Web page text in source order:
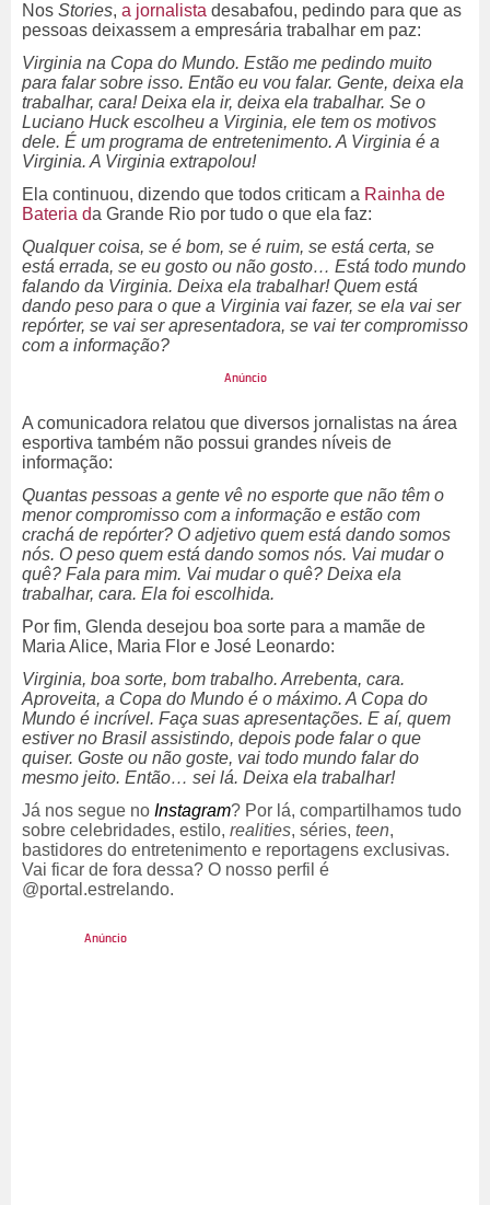
Nos Stories, a jornalista desabafou, pedindo para que as
pessoas deixassem a empresária trabalhar em paz:
Virginia na Copa do Mundo. Estão me pedindo muito
para falar sobre isso. Então eu vou falar. Gente, deixa ela
trabalhar, cara! Deixa ela ir, deixa ela trabalhar. Se o
Luciano Huck escolheu a Virginia, ele tem os motivos
dele. É um programa de entretenimento. A Virginia é a
Virginia. A Virginia extrapolou!
Ela continuou, dizendo que todos criticam a Rainha de
Bateria da Grande Rio por tudo o que ela faz:
Qualquer coisa, se é bom, se é ruim, se está certa, se
está errada, se eu gosto ou não gosto… Está todo mundo
falando da Virginia. Deixa ela trabalhar! Quem está
dando peso para o que a Virginia vai fazer, se ela vai ser
repórter, se vai ser apresentadora, se vai ter compromisso
com a informação?
A comunicadora relatou que diversos jornalistas na área
esportiva também não possui grandes níveis de
informação:
Quantas pessoas a gente vê no esporte que não têm o
menor compromisso com a informação e estão com
crachá de repórter? O adjetivo quem está dando somos
nós. O peso quem está dando somos nós. Vai mudar o
quê? Fala para mim. Vai mudar o quê? Deixa ela
trabalhar, cara. Ela foi escolhida.
Por fim, Glenda desejou boa sorte para a mamãe de
Maria Alice, Maria Flor e José Leonardo:
Virginia, boa sorte, bom trabalho. Arrebenta, cara.
Aproveita, a Copa do Mundo é o máximo. A Copa do
Mundo é incrível. Faça suas apresentações. E aí, quem
estiver no Brasil assistindo, depois pode falar o que
quiser. Goste ou não goste, vai todo mundo falar do
mesmo jeito. Então… sei lá. Deixa ela trabalhar!
Já nos segue no Instagram? Por lá, compartilhamos tudo
sobre celebridades, estilo, realities, séries, teen,
bastidores do entretenimento e reportagens exclusivas.
Vai ficar de fora dessa? O nosso perfil é
@portal.estrelando.